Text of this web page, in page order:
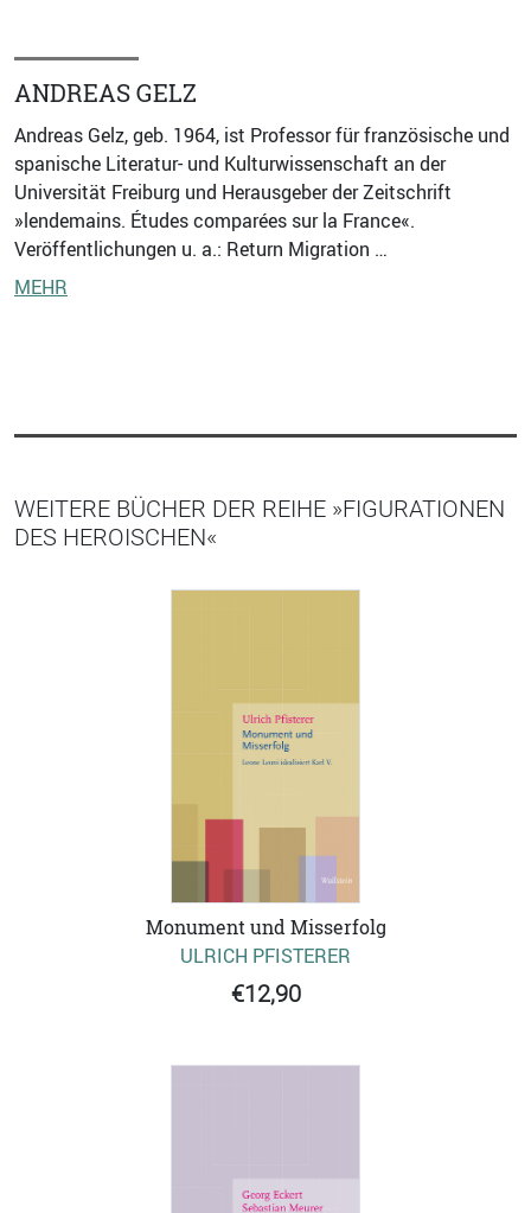
ANDREAS GELZ
Andreas Gelz, geb. 1964, ist Professor für französische und
spanische Literatur- und Kulturwissenschaft an der
Universität Freiburg und Herausgeber der Zeitschrift
»lendemains. Études comparées sur la France«.
Veröffentlichungen u. a.: Return Migration …
MEHR
WEITERE BÜCHER DER REIHE »FIGURATIONEN
DES HEROISCHEN«
Monument und Misserfolg
ULRICH PFISTERER
€12,90